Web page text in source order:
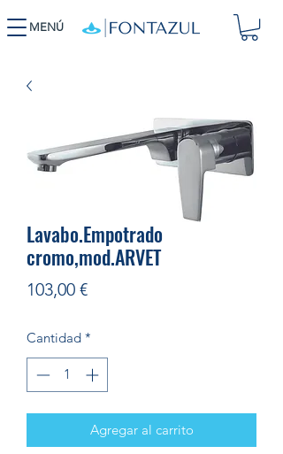
MENÚ
Lavabo.Empotrado
cromo,mod.ARVET
103,00 €Precio
Cantidad *
Agregar al carrito